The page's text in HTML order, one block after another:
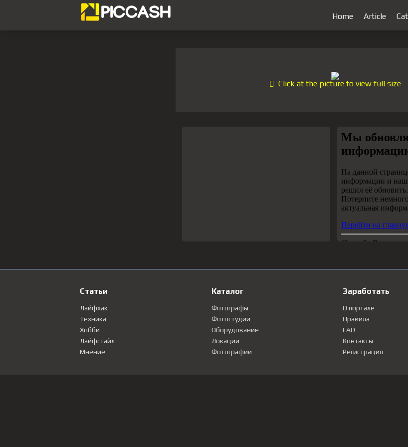
Home Article
Click at the picture to view full size
Статьи
Лайфхак
Техника
Хобби
Лайфстайл
Мнение
Каталог
Фотографы
Фотостудии
Оборудование
Локации
Фотографии
Заработать
О портале
Правила
FAQ
Контакты
Регистрация